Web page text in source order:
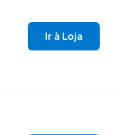
Ir à Loja